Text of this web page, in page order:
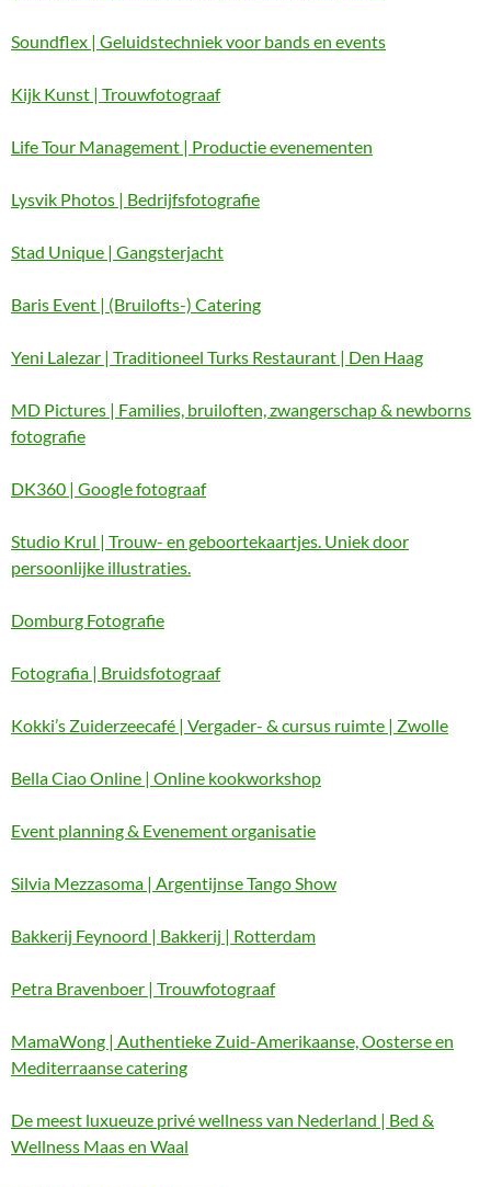
Soundflex | Geluidstechniek voor bands en events
Kijk Kunst | Trouwfotograaf
Life Tour Management | Productie evenementen
Lysvik Photos | Bedrijfsfotografie
Stad Unique | Gangsterjacht
Baris Event | (Bruilofts-) Catering
Yeni Lalezar | Traditioneel Turks Restaurant | Den Haag
MD Pictures | Families, bruiloften, zwangerschap & newborns
fotografie
DK360 | Google fotograaf
Studio Krul | Trouw- en geboortekaartjes. Uniek door
persoonlijke illustraties.
Domburg Fotografie
Fotografia | Bruidsfotograaf
Kokki’s Zuiderzeecafé | Vergader- & cursus ruimte | Zwolle
Bella Ciao Online | Online kookworkshop
Event planning & Evenement organisatie
Silvia Mezzasoma | Argentijnse Tango Show
Bakkerij Feynoord | Bakkerij | Rotterdam
Petra Bravenboer | Trouwfotograaf
MamaWong | Authentieke Zuid-Amerikaanse, Oosterse en
Mediterraanse catering
De meest luxueuze privé wellness van Nederland | Bed &
Wellness Maas en Waal